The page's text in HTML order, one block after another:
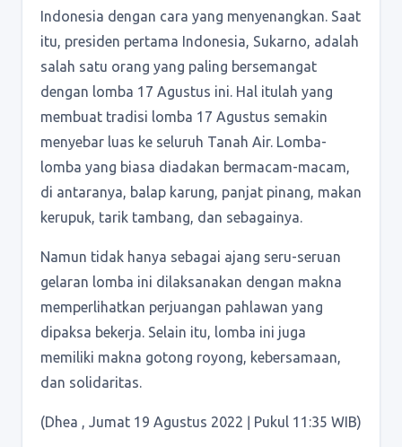
Indonesia dengan cara yang menyenangkan. Saat
itu, presiden pertama Indonesia, Sukarno, adalah
salah satu orang yang paling bersemangat
dengan lomba 17 Agustus ini. Hal itulah yang
membuat tradisi lomba 17 Agustus semakin
menyebar luas ke seluruh Tanah Air. Lomba-
lomba yang biasa diadakan bermacam-macam,
di antaranya, balap karung, panjat pinang, makan
kerupuk, tarik tambang, dan sebagainya.
Namun tidak hanya sebagai ajang seru-seruan
gelaran lomba ini dilaksanakan dengan makna
memperlihatkan perjuangan pahlawan yang
dipaksa bekerja. Selain itu, lomba ini juga
memiliki makna gotong royong, kebersamaan,
dan solidaritas.
(Dhea , Jumat 19 Agustus 2022 ǀ Pukul 11:35 WIB)